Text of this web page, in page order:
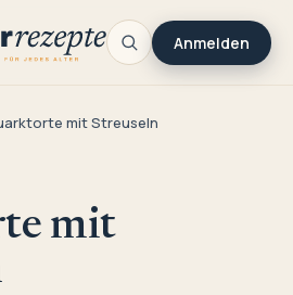
Anmelden
mit Streuseln
mit